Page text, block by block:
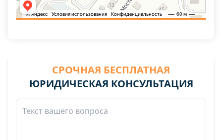
СРОЧНАЯ БЕСПЛАТНАЯ
ЮРИДИЧЕСКАЯ КОНСУЛЬТАЦИЯ